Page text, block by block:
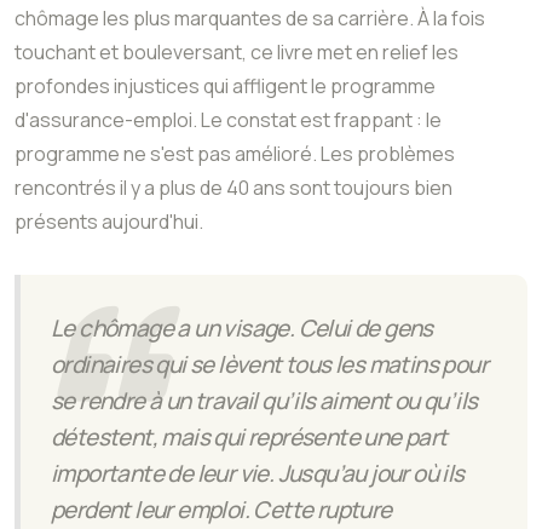
chômage les plus marquantes de sa carrière. À la fois
touchant et bouleversant, ce livre met en relief les
profondes injustices qui affligent le programme
d'assurance-emploi. Le constat est frappant : le
programme ne s'est pas amélioré. Les problèmes
rencontrés il y a plus de 40 ans sont toujours bien
présents aujourd'hui.
Le chômage a un visage. Celui de gens
ordinaires qui se lèvent tous les matins pour
se rendre à un travail qu’ils aiment ou qu’ils
détestent, mais qui représente une part
importante de leur vie. Jusqu’au jour où ils
perdent leur emploi. Cette rupture